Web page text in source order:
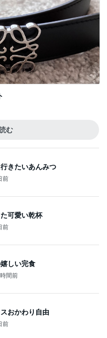
む
きたいあんみつ
前
可愛い乾杯
前
しい完食
間前
おかわり自由
前